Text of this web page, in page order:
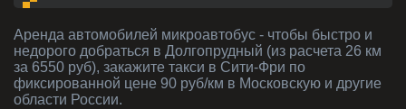
Аренда автомобилей микроавтобус - чтобы быстро и
недорого добраться в Долгопрудный (из расчета 26 км
за 6550 руб), закажите такси в Сити-Фри по
фиксированной цене 90 руб/км в Московскую и другие
области России.